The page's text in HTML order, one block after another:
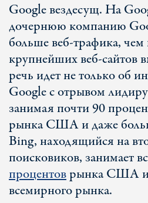
Google вездесущ. На
дочернюю компанию
больше веб-трафика, чем
крупнейших веб-сайтов
речь идет не только об
Google с отрывом
занимая почти 90
рынка США и даже
Bing, находящийся на
поисковиков, занимает
процентоврынка США
всемирного рынка.